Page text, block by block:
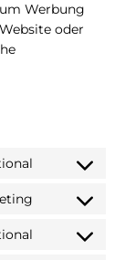
Werbung
oder
Consent
wordpress
Consent
Consent